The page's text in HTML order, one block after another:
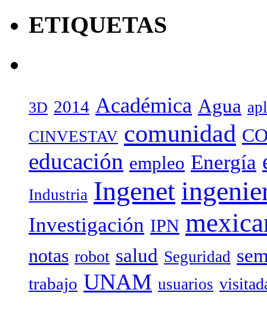
ETIQUETAS
3D 2014 Académica Agua
CINVESTAV comunidad
educación empleo Energía
Industria Ingenet
Investigación IPN
notas robot salud Seguridad
trabajo UNAM usuarios